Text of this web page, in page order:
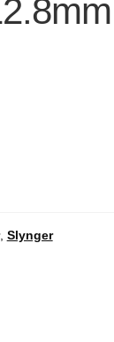
, Slynger